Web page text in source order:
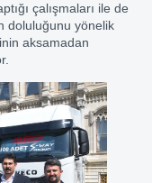
çalışmaları ile de
doluluğunu yönelik
aksamadan